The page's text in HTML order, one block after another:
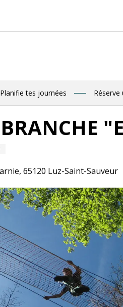
Planifie tes journées
65120 Luz-Saint-Sauveur